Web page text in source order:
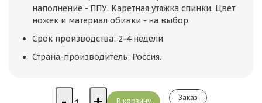
наполнение - ППУ. Каретная утяжка спинки. Цвет
ножек и материал обивки - на выбор.
Срок производства: 2-4 недели
Страна-производитель: Россия.
Заказ